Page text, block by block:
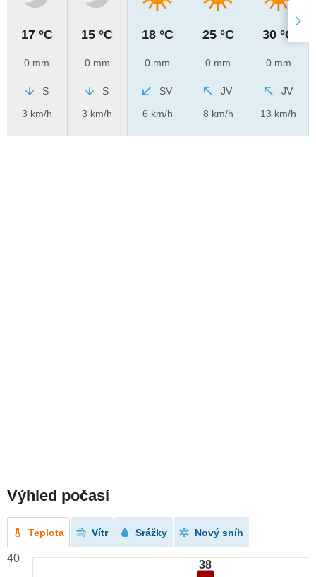
17 °C
0 mm
S
3 km/h
15 °C
0 mm
S
3 km/h
18 °C
0 mm
SV
6 km/h
25 °C
0 mm
JV
8 km/h
30 °C
0 mm
JV
13 km/h
Výhled počasí
Teplota Vítr Srážky Nový sníh
38
40